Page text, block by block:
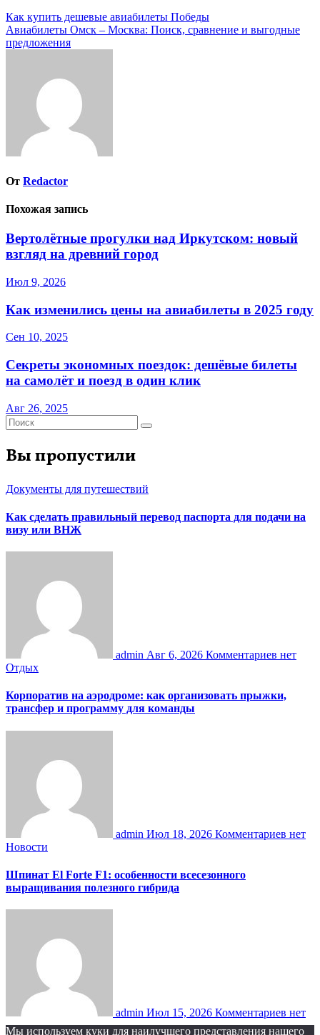
Навигация
по
Как купить дешевые авиабилеты Победы
Авиабилеты Омск – Москва: Поиск, сравнение и выгодные
предложения
От Redactor
Похожая запись
Вертолётные прогулки над Иркутском: новый
взгляд на древний город
Июл 9, 2026
Как изменились цены на авиабилеты в 2025 году
Сен 10, 2025
Секреты экономных поездок: дешёвые билеты
на самолёт и поезд в один клик
Авг 26, 2025
Вы пропустили
Документы для путешествий
Как сделать правильный перевод паспорта для подачи на
визу или ВНЖ
admin Авг 6, 2026 Комментариев нет
Отдых
Корпоратив на аэродроме: как организовать прыжки,
трансфер и программу для команды
admin Июл 18, 2026 Комментариев нет
Новости
Шпинат El Forte F1: особенности всесезонного
выращивания полезного гибрида
admin Июл 15, 2026 Комментариев нет
Мы используем куки для наилучшего представления нашего